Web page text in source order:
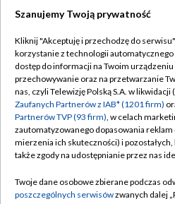
TVP
Abonament TVP
Emisja w TVP
Centrum informacji TVP
Naziemna Telewizja Cyfrowa
Rada Programowa
Polityka
Moje
Szanujemy Twoją prywatność
Kliknij "Akceptuję i przechodzę do
korzystanie z technologii automatycznego
dostęp do informacji na Twoim
przechowywanie oraz na przetwarzanie
nas, czyli Telewizję Polską S.A. w likwidacji
Zaufanych Partnerów z IAB* (1201 firm)
Partnerów TVP (93 firm), w celach
zautomatyzowanego dopasowania
mierzenia ich skuteczności) i
także zgody na udostępnianie przez nas
Twoje dane osobowe zbierane podczas
poszczególnych serwisówzwanych dalej